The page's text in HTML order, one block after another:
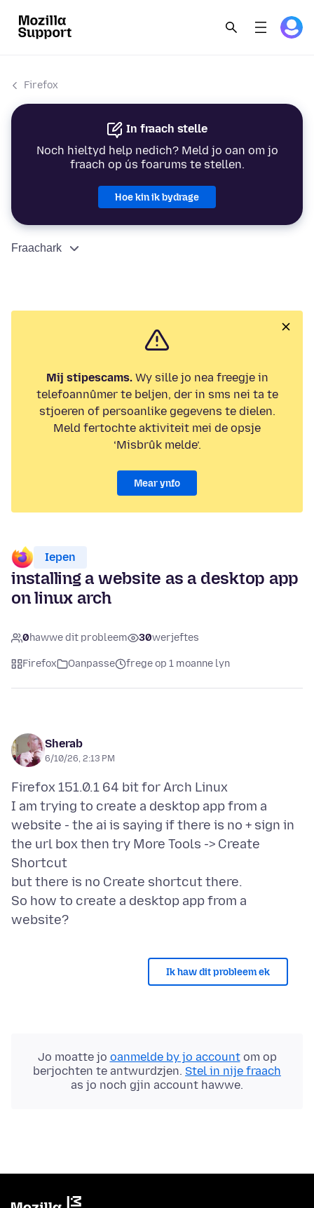
Firefox
In fraach stelle
Noch hieltyd help nedich? Meld jo oan om jo
fraach op ús foarums te stellen.
Hoe kin ik bydrage
Fraachark
Mij stipescams.Wy sille jo nea freegje in
telefoannûmer te beljen, der in sms nei ta te
stjoeren of persoanlike gegevens te dielen.
Meld fertochte aktiviteit mei de opsje
‘Misbrûk melde’.
Mear ynfo
Iepen
installing a website as a desktop app
on linux arch
0hawwe dit probleem 30werjeftes
Firefox Oanpasse frege op 1 moanne lyn
Sherab
6/10/26, 2:13 PM
Firefox 151.0.1 64 bit for Arch Linux
I am trying to create a desktop app from a
website - the ai is saying if there is no + sign in
the url box then try More Tools -> Create
Shortcut
but there is no Create shortcut there.
So how to create a desktop app from a
Ik haw dit probleem ek
Jo moatte jo oanmelde by jo accountom op
berjochten te antwurdzjen. Stel in nije fraach
as jo noch gjin account hawwe.